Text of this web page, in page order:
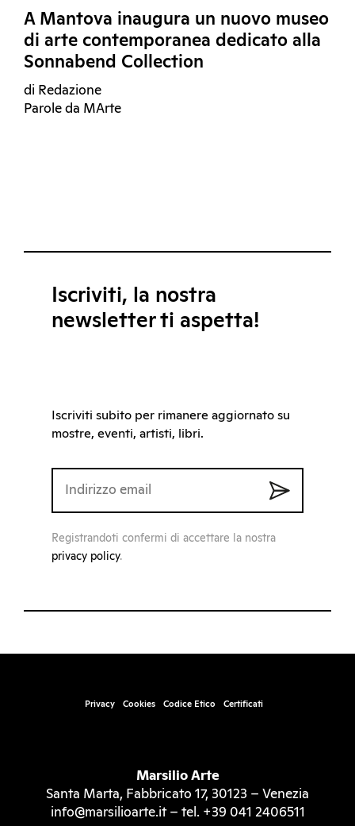
A Mantova inaugura un nuovo museo
di arte contemporanea dedicato alla
Sonnabend Collection
di Redazione
Parole da MArte
Iscriviti, la nostra
newsletter ti aspetta!
Iscriviti subito per rimanere aggiornato su
mostre, eventi, artisti, libri.
Registrandoti confermi di accettare la nostra
privacy policy.
Privacy Cookies Codice Etico Certificati
Marsilio Arte
Santa Marta, Fabbricato 17, 30123 – Venezia
info@marsilioarte.it – tel. +39 041 2406511